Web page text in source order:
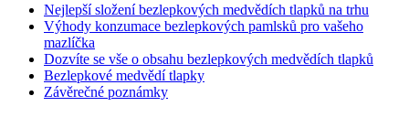
Nejlepší složení bezlepkových medvědích tlapků na trhu
Výhody konzumace bezlepkových pamlsků pro vašeho
mazlíčka
Dozvíte se vše o obsahu bezlepkových medvědích tlapků
Bezlepkové medvědí tlapky
Závěrečné poznámky